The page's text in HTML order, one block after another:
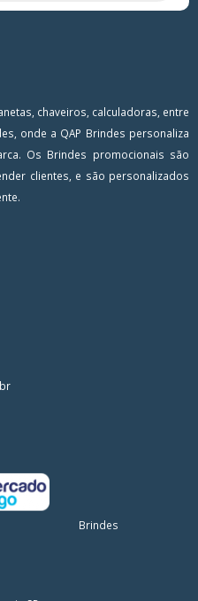
chaveiros, calculadoras, entre
onde a QAP Brindes personaliza
Os Brindes promocionais são
clientes, e são personalizados
Brindes